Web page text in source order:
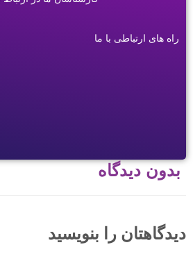
راه های ارتباطی با ما
بدون دیدگاه
دیدگاهتان را بنویسید